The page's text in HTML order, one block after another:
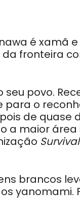
é xamã
da fronteira
povo.
para o
de quase
a maior
Survival
brancos
yanomami.